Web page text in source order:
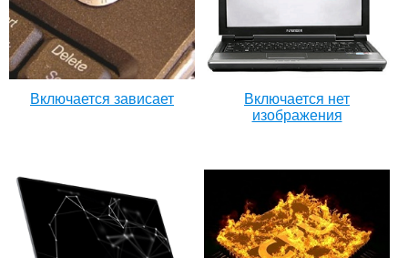
Включается зависает
Включается нет
изображения